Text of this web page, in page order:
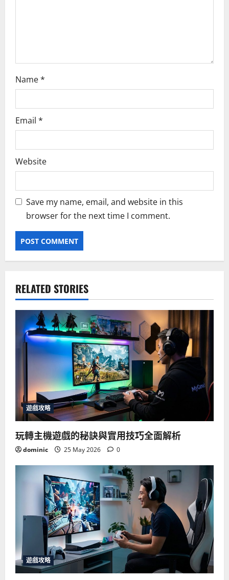
Name*
Email *
Website
Save my name, email, and website in this
browser for the next time I comment.
RELATED STORIES
遊戲攻略
玩轉主機遊戲的秘訣與實用技巧全面解析
dominic 25 May 2026 0
遊戲攻略